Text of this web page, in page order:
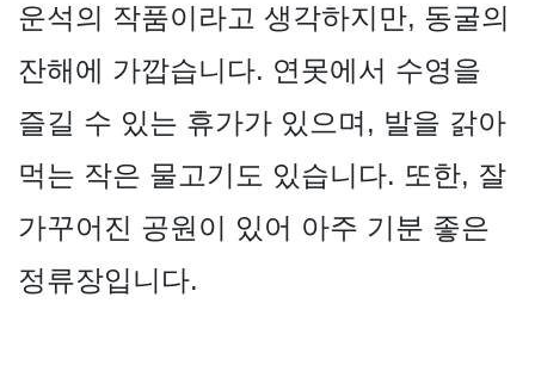
운석의 작품이라고 생각하지만, 동굴의
잔해에 가깝습니다. 연못에서 수영을
즐길 수 있는 휴가가 있으며, 발을 갉아
먹는 작은 물고기도 있습니다. 또한, 잘
가꾸어진 공원이 있어 아주 기분 좋은
정류장입니다.